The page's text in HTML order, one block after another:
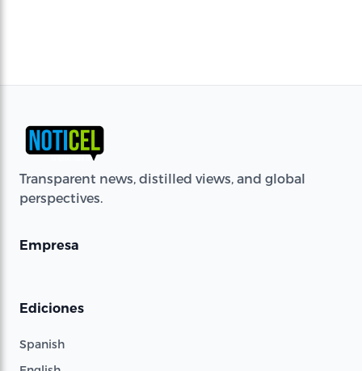
Transparent news, distilled views, and global
perspectives.
Empresa
Ediciones
Spanish